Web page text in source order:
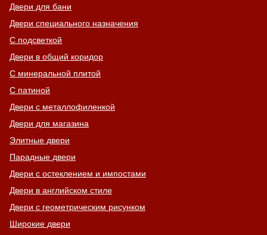
Двери для бани
Двери специального назначения
С подсветкой
Двери в общий коридор
С минеральной плитой
С патиной
Двери с металлофиленкой
Двери для магазина
Элитные двери
Парадные двери
Двери с остеклением и импостами
Двери в английском стиле
Двери с геометрическим рисунком
Широкие двери